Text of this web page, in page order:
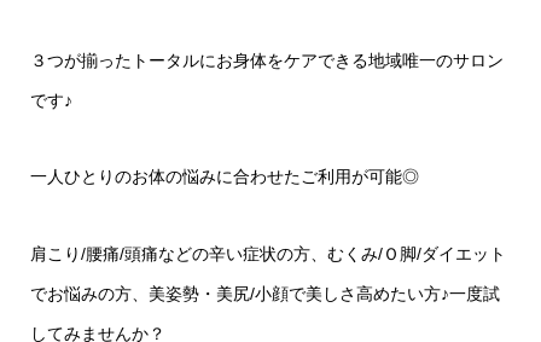
３つが揃ったトータルにお身体をケアできる地域唯一のサロン
です♪
一人ひとりのお体の悩みに合わせたご利用が可能◎
肩こり/腰痛/頭痛などの辛い症状の方、むくみ/Ｏ脚/ダイエット
でお悩みの方、美姿勢・美尻/小顔で美しさ高めたい方♪一度試
してみませんか？